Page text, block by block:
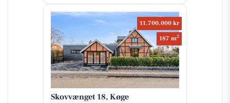
11.700.000 kr
187 m2
Skovvænget 18, Køge